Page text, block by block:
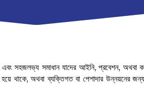
সহজলভ্য সমাধান যাদের আইনি, প্রবেশন, অথবা
থাকে, অথবা ব্যক্তিগত বা পেশাদার উন্নয়নের